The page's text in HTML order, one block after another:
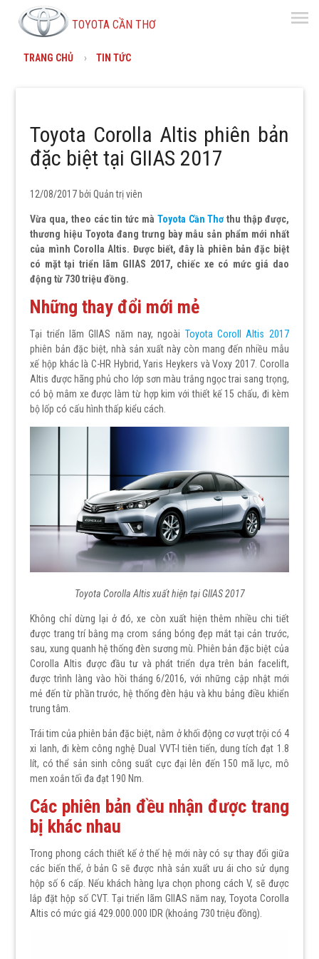
TOYOTA CẦN THƠ menu
TRANG CHỦ TIN TỨC
Toyota Corolla Altis phiên bản
đặc biệt tại GIIAS 2017
12/08/2017 bởiQuản trị viên
Vừa qua, theo các tin tức mà Toyota Cần Thơ thu thập được,
thương hiệu Toyota đang trưng bày mẫu sản phẩm mới nhất
của mình Corolla Altis. Được biết, đây là phiên bản đặc biệt
có mặt tại triển lãm GIIAS 2017, chiếc xe có mức giá dao
động từ 730 triệu đồng.
Những thay đổi mới mẻ
Tại triển lãm GIIAS năm nay, ngoài Toyota Coroll Altis 2017
phiên bản đặc biệt, nhà sản xuất này còn mang đến nhiều mẫu
xế hộp khác là C-HR Hybrid, Yaris Heykers và Voxy 2017. Corolla
Altis được hãng phủ cho lớp sơn màu trắng ngọc trai sang trọng,
có bộ mâm xe được làm từ hợp kim với thiết kế 15 chấu, đi kèm
bộ lốp có cấu hình thấp kiểu cách.
Toyota Corolla Altis xuất hiện tại GIIAS 2017
Không chỉ dừng lại ở đó, xe còn xuất hiện thêm nhiều chi tiết
được trang trí bằng mạ crom sáng bóng đẹp mắt tại cản trước,
sau, xung quanh hệ thống đèn sương mù. Phiên bản đặc biệt của
Corolla Altis được đầu tư và phát triển dựa trên bản facelift,
được trình làng vào hồi tháng 6/2016, với những cập nhật mới
mẻ đến từ phần trước, hệ thống đèn hậu và khu bảng điều khiển
trung tâm.
Trái tim của phiên bản đặc biệt, nằm ở khối động cơ vượt trội có 4
xi lanh, đi kèm công nghệ Dual VVT-I tiên tiến, dung tích đạt 1.8
lít, có thể sản sinh công suất cực đại lên đến 150 mã lực, mô
men xoắn tối đa đạt 190 Nm.
Các phiên bản đều nhận được trang
bị khác nhau
Trong phong cách thiết kế ở thế hệ mới này có sự thay đổi giữa
các biến thể, ở bản G sẽ được nhà sản xuất ưu ái cho sử dụng
hộp số 6 cấp. Nếu khách hàng lựa chọn phong cách V, sẽ được
lắp đặt hộp số CVT. Tại triển lãm GIIAS năm nay, Toyota Corolla
Altis có mức giá 429.000.000 IDR (khoảng 730 triệu đồng).